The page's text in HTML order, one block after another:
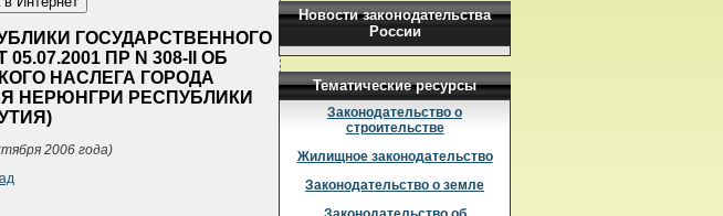
ГОСУДАРСТВЕННОГО
ПР N 308-II ОБ
НАСЛЕГА ГОРОДА
НЕРЮНГРИ РЕСПУБЛИКИ
2006 года)
Новости законодательства
России
Тематические ресурсы
Законодательство о
строительстве
Жилищное законодательство
Законодательство о земле